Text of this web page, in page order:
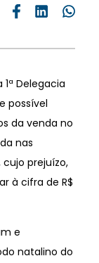
Delegacia
possível
da venda no
nas
prejuízo,
à cifra de R$
e
natalino do